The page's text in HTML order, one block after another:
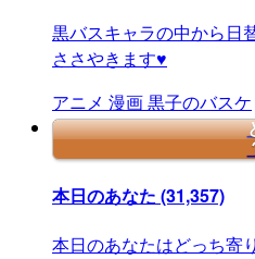
黒バスキャラの中から日
ささやきます♥
アニメ 漫画黒子のバスケ
本日のあなた (31,357)
本日のあなたはどっち寄